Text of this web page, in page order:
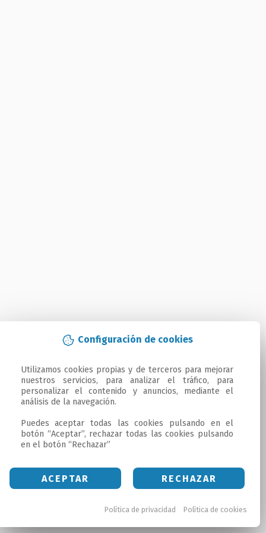
Configuración de cookies
Utilizamos cookies propias y de terceros para mejorar
nuestros servicios, para analizar el tráfico, para
personalizar el contenido y anuncios, mediante el
análisis de la navegación.
Puedes aceptar todas las cookies pulsando en el
botón “Aceptar”, rechazar todas las cookies pulsando
en el botón “Rechazar”
ACEPTAR RECHAZAR
Política de privacidad Política de cookies